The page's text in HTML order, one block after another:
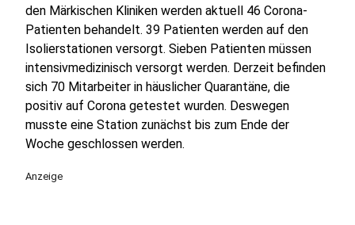
den Märkischen Kliniken werden aktuell 46 Corona-
Patienten behandelt. 39 Patienten werden auf den
Isolierstationen versorgt. Sieben Patienten müssen
intensivmedizinisch versorgt werden. Derzeit befinden
sich 70 Mitarbeiter in häuslicher Quarantäne, die
positiv auf Corona getestet wurden. Deswegen
musste eine Station zunächst bis zum Ende der
Woche geschlossen werden.
Anzeige